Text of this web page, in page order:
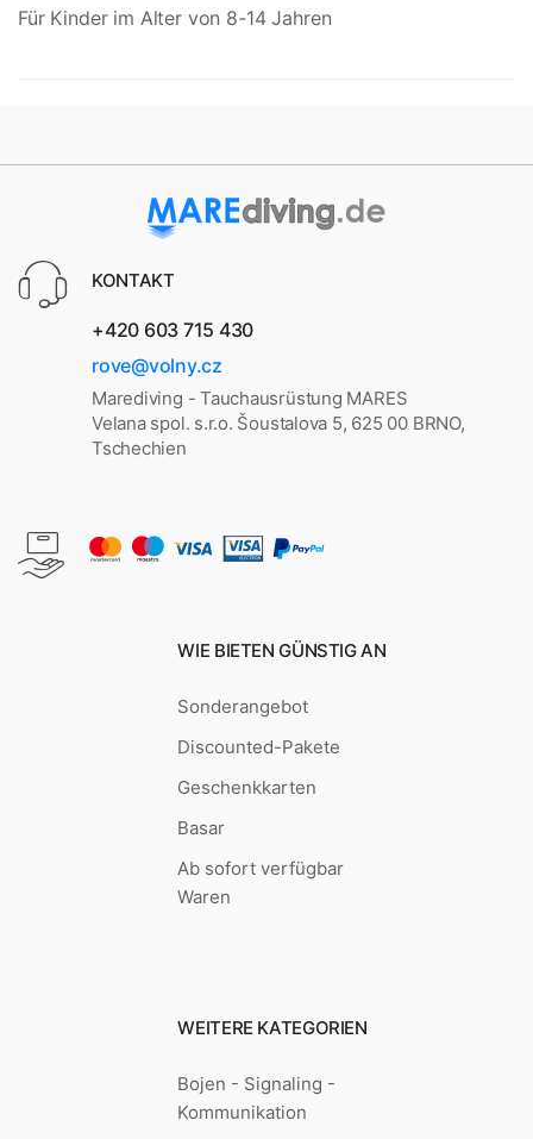
Für Kinder im Alter von 8-14 Jahren
KONTAKT
+420 603 715 430
rove@volny.cz
Marediving - Tauchausrüstung MARES
Velana spol. s.r.o. Šoustalova 5, 625 00 BRNO,
Tschechien
WIE BIETEN GÜNSTIG AN
Sonderangebot
Discounted-Pakete
Geschenkkarten
Basar
Ab sofort verfügbar
Waren
WEITERE KATEGORIEN
Bojen - Signaling -
Kommunikation